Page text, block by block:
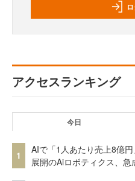
アクセスランキング
今日
1
AIで「1人あたり売上8億
展開のAiロボティクス、急